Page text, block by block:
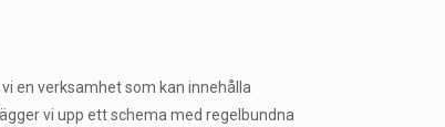
en verksamhet som kan innehålla
vi upp ett schema med regelbundna